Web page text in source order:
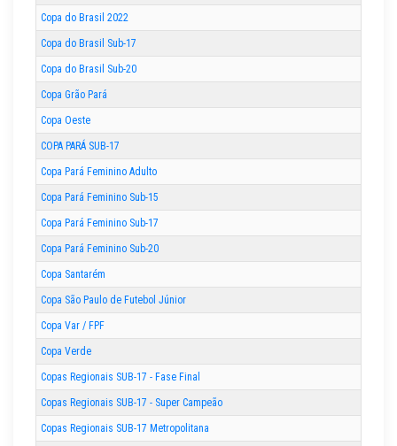
Copa do Brasil 2022
Copa do Brasil Sub-17
Copa do Brasil Sub-20
Copa Grão Pará
Copa Oeste
COPA PARÁ SUB-17
Copa Pará Feminino Adulto
Copa Pará Feminino Sub-15
Copa Pará Feminino Sub-17
Copa Pará Feminino Sub-20
Copa Santarém
Copa São Paulo de Futebol Júnior
Copa Var / FPF
Copa Verde
Copas Regionais SUB-17 - Fase Final
Copas Regionais SUB-17 - Super Campeão
Copas Regionais SUB-17 Metropolitana